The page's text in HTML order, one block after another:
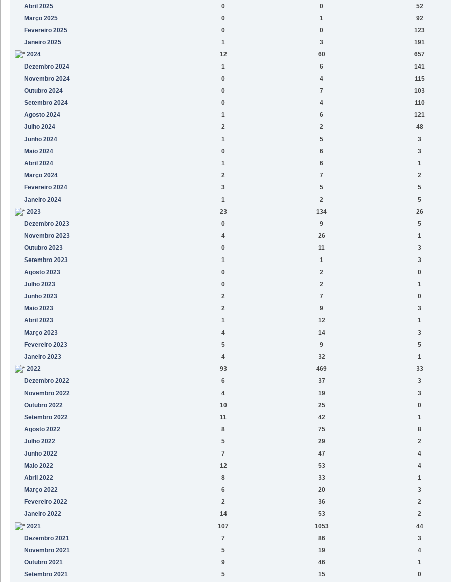
Abril 2025
0 0
52
Março 2025
0 1
92
Fevereiro 2025
0 0
123
Janeiro 2025
1 3
191
2024
12 60
657
Dezembro 2024
1 6
141
Novembro 2024
0 4
115
Outubro 2024
0 7
103
Setembro 2024
0 4
110
Agosto 2024
1 6
121
Julho 2024
2 2
48
Junho 2024
1 5
3
Maio 2024
0 6
3
Abril 2024
1 6
1
Março 2024
2 7
2
Fevereiro 2024
3 5
5
Janeiro 2024
1 2
5
2023
23 134
26
Dezembro 2023
0 9
5
Novembro 2023
4 26
1
Outubro 2023
0 11
3
Setembro 2023
1 1
3
Agosto 2023
0 2
0
Julho 2023
0 2
1
Junho 2023
2 7
0
Maio 2023
2 9
3
Abril 2023
1 12
1
Março 2023
4 14
3
Fevereiro 2023
5 9
5
Janeiro 2023
4 32
1
2022
93 469
33
Dezembro 2022
6 37
3
Novembro 2022
4 19
3
Outubro 2022
10 25
0
Setembro 2022
11 42
1
Agosto 2022
8 75
8
Julho 2022
5 29
2
Junho 2022
7 47
4
Maio 2022
12 53
4
Abril 2022
8 33
1
Março 2022
6 20
3
Fevereiro 2022
2 36
2
Janeiro 2022
14 53
2
2021
107 1053
44
Dezembro 2021
7 86
3
Novembro 2021
5 19
4
Outubro 2021
9 46
1
Setembro 2021
5 15
0